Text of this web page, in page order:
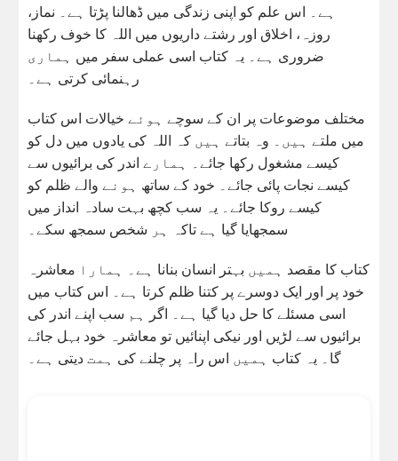
ہے۔ اس علم کو اپنی زندگی میں ڈھالنا پڑتا ہے۔ نماز،
روزہ، اخلاق اور رشتے داریوں میں اللہ کا خوف رکھنا
ضروری ہے۔ یہ کتاب اسی عملی سفر میں ہماری
رہنمائی کرتی ہے۔
مختلف موضوعات پر ان کے سوچے ہوئے خیالات اس کتاب
میں ملتے ہیں۔ وہ بتاتے ہیں کہ اللہ کی یادوں میں دل کو
کیسے مشغول رکھا جائے۔ ہمارے اندر کی برائیوں سے
کیسے نجات پائی جائے۔ خود کے ساتھ ہونے والے ظلم کو
کیسے روکا جائے۔ یہ سب کچھ بہت سادہ انداز میں
سمجھایا گیا ہے تاکہ ہر شخص سمجھ سکے۔
کتاب کا مقصد ہمیں بہتر انسان بنانا ہے۔ ہمارا معاشرہ
خود پر اور ایک دوسرے پر کتنا ظلم کرتا ہے۔ اس کتاب میں
اسی مسئلے کا حل دیا گیا ہے۔ اگر ہم سب اپنے اندر کی
برائیوں سے لڑیں اور نیکی اپنائیں تو معاشرہ خود بہل جائے
گا۔ یہ کتاب ہمیں اس راہ پر چلنے کی ہمت دیتی ہے۔